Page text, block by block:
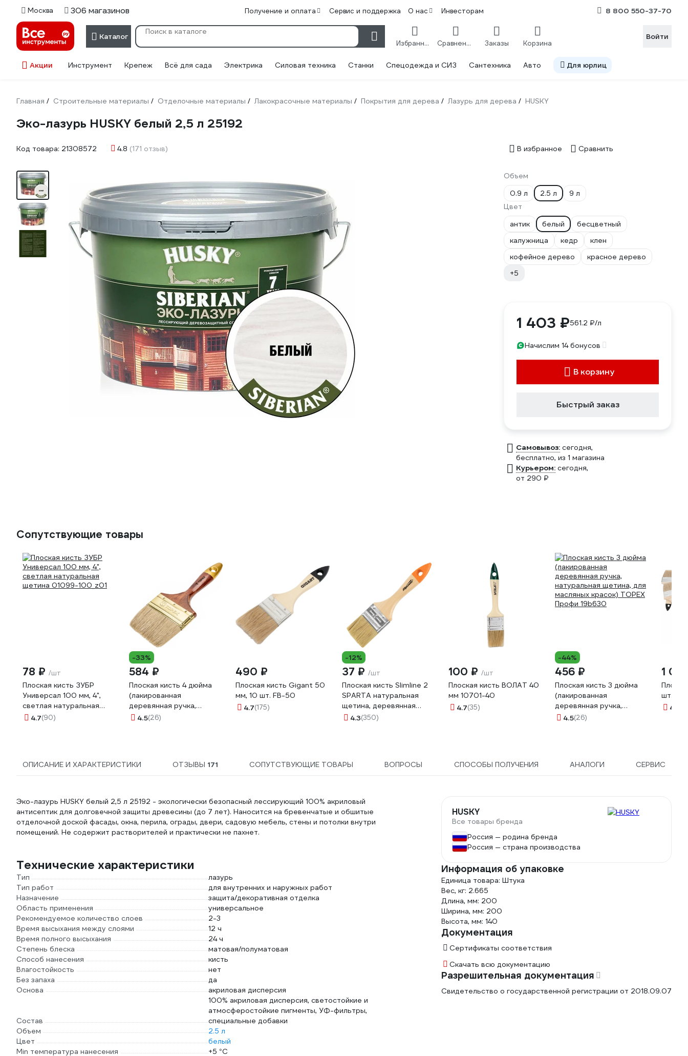
Москва 306 магазинов Получение и оплата Сервис и поддержка О нас Инвесторам 8 800 550-37-70
Каталог
Избранное Сравнение Заказы Корзина
Войти
Акции Инструмент Крепеж Всё для сада Электрика Силовая техника Станки Спецодежда и СИЗ Сантехника Авто Для юрлиц
Главная / Строительные материалы / Отделочные материалы / Лакокрасочные материалы / Покрытия для дерева / Лазурь для дерева / HUSKY
Эко-лазурь HUSKY белый 2,5 л 25192
Код товара: 21308572 4.8 (171 отзыв) В избранное Сравнить
Объем
0.9 л
2.5 л
9 л
Цвет
антик
белый
бесцветный
калужница
кедр
клен
кофейное дерево
красное дерево
+5
1 403 ₽561.2 ₽/л
Начислим 14 бонусов
В корзину
Быстрый заказ
Самовывоз: сегодня,
бесплатно, из 1 магазина
Курьером: сегодня,
от 290 ₽
Сопутствующие товары
78 ₽ /шт
Плоская кисть ЗУБР
Универсал 100 мм, 4",
светлая натуральная
щетина 01099-100_z01
4.7(90)
-33%
584 ₽
Плоская кисть 4 дюйма
(лакированная
деревянная ручка,
натуральная щетина, для
4.5(26)
490 ₽
Плоская кисть Gigant 50
мм, 10 шт. FB-50
4.7(175)
-12%
37 ₽ /шт
Плоская кисть Slimline 2
SPARTA натуральная
щетина, деревянная
ручка 824305
4.3(350)
100 ₽ /шт
Плоская кисть ВОЛАТ 40
мм 10701-40
4.7(35)
-44%
456 ₽
Плоская кисть 3 дюйма
(лакированная
деревянная ручка,
натуральная щетина, для
4.5(26)
1
шт.
4.7
ОПИСАНИЕ И ХАРАКТЕРИСТИКИ ОТЗЫВЫ 171 СОПУТСТВУЮЩИЕ ТОВАРЫ ВОПРОСЫ СПОСОБЫ ПОЛУЧЕНИЯ АНАЛОГИ СЕРВИС
Эко-лазурь HUSKY белый 2,5 л 25192 - экологически безопасный лессирующий 100% акриловый
антисептик для долговечной защиты древесины (до 7 лет). Наносится на бревенчатые и обшитые
отделочной доской фасады, окна, перила, ограды, двери, садовую мебель, стены и потолки внутри
помещений. Не содержит растворителей и практически не пахнет.
Технические характеристики
Тип
лазурь
Тип работ
для внутренних и наружных работ
Назначение
защита/декоративная отделка
Область применения
универсальное
Рекомендуемое количество слоев
2-3
Время высыхания между слоями
12 ч
Время полного высыхания
24 ч
Степень блеска
матовая/полуматовая
Способ нанесения
кисть
Влагостойкость
нет
Без запаха
да
Основа
акриловая дисперсия
Состав
100% акриловая дисперсия, светостойкие и
атмосферостойкие пигменты, УФ-фильтры,
специальные добавки
Объем
2.5 л
Цвет
белый
Min температура нанесения
+5 °С
HUSKY
Все товары бренда
Россия — родина бренда
Россия — страна производства
Информация об упаковке
Единица товара: Штука
Вес, кг: 2.665
Длина, мм: 200
Ширина, мм: 200
Высота, мм: 140
Документация
Сертификаты соответствия
Скачать всю документацию
Разрешительная документация
Свидетельство о государственной регистрации от 2018.09.07